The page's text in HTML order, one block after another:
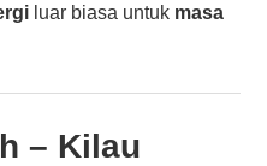
luar biasa untuk masa
– Kilau